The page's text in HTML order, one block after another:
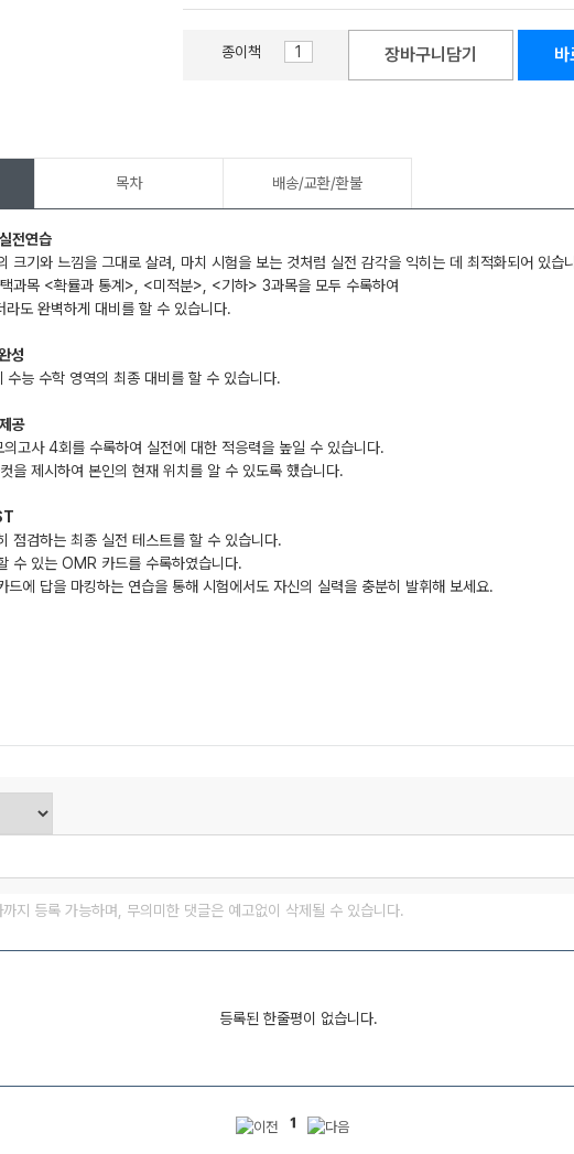
종이책 장바구니담기 바
목차 배송/교환/환불
전연습
크기와 느낌을 그대로 살려, 마치 시험을 보는 것처럼 실전 감각을 익히는 데 최적화되어 있습
과목 <확률과 통계>, <미적분>, <기하> 3과목을 모두 수록하여
도 완벽하게 대비를 할 수 있습니다.
성
능 수학 영역의 최종 대비를 할 수 있습니다.
공
고사 4회를 수록하여 실전에 대한 적응력을 높일 수 있습니다.
을 제시하여 본인의 현재 위치를 알 수 있도록 했습니다.
점검하는 최종 실전 테스트를 할 수 있습니다.
수 있는 OMR 카드를 수록하였습니다.
에 답을 마킹하는 연습을 통해 시험에서도 자신의 실력을 충분히 발휘해 보세요.
지 등록 가능하며, 무의미한 댓글은 예고없이 삭제될 수 있습니다.
등록된 한줄평이 없습니다.
1